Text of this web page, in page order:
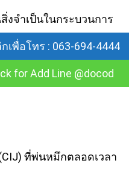
จำเป็นในกระบวนการ
เด่นที่ตอบโจทย์ทั้งเรื่อง
ออะไร ทำงานอย่างไร
ที่พ่นหมึกตลอดเวลา
เพื่อโทร : 063-694-4444
for Add Line @docod